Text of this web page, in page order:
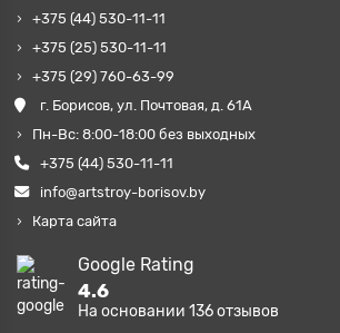
+375 (44) 530-11-11
+375 (25) 530-11-11
+375 (29) 760-63-99
г. Борисов, ул. Почтовая, д. 61А
Пн-Вс: 8:00-18:00 без выходных
+375 (44) 530-11-11
info@artstroy-borisov.by
Карта сайта
Google Rating
4.6
На основании 136отзывов